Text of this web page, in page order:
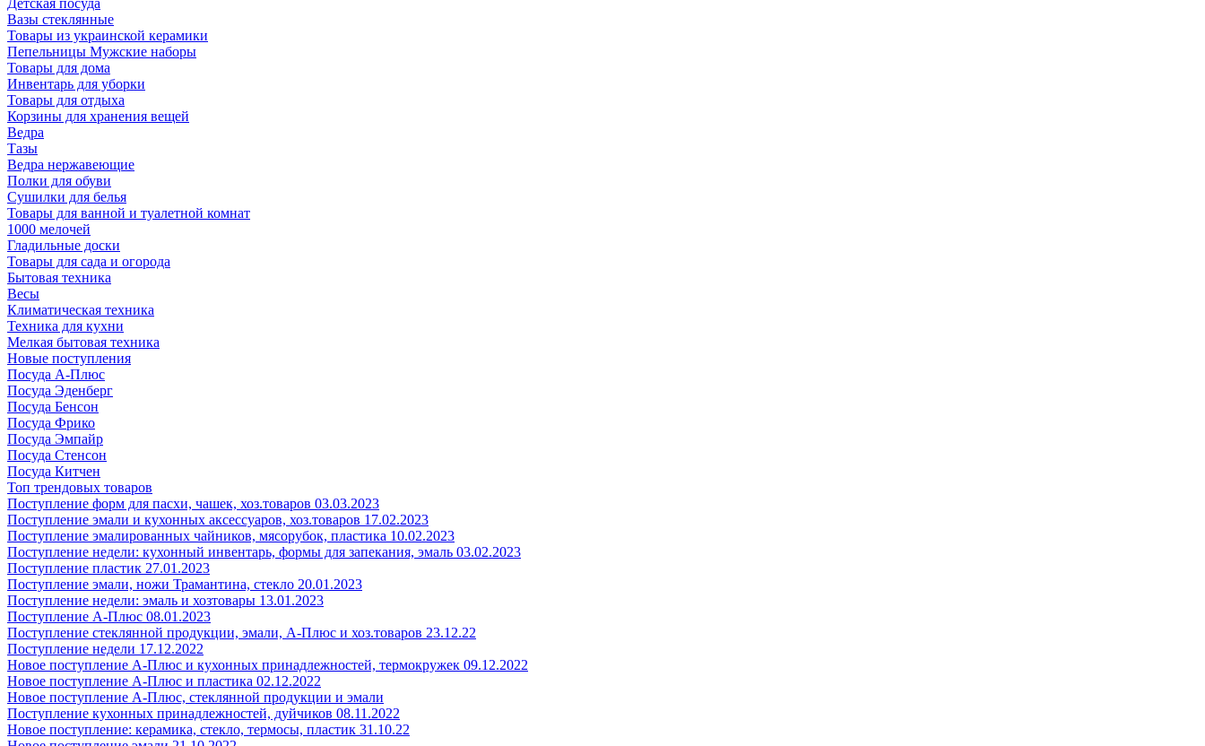
Детская посуда
Вазы стеклянные
Товары из украинской керамики
Пепельницы Мужские наборы
Товары для дома
Инвентарь для уборки
Товары для отдыха
Корзины для хранения вещей
Ведра
Тазы
Ведра нержавеющие
Полки для обуви
Сушилки для белья
Товары для ванной и туалетной комнат
1000 мелочей
Гладильные доски
Товары для сада и огорода
Бытовая техника
Весы
Климатическая техника
Техника для кухни
Мелкая бытовая техника
Новые поступления
Посуда А-Плюс
Посуда Эденберг
Посуда Бенсон
Посуда Фрико
Посуда Эмпайр
Посуда Стенсон
Посуда Китчен
Топ трендовых товаров
Поступление форм для пасхи, чашек, хоз.товаров 03.03.2023
Поступление эмали и кухонных аксессуаров, хоз.товаров 17.02.2023
Поступление эмалированных чайников, мясорубок, пластика 10.02.2023
Поступление недели: кухонный инвентарь, формы для запекания, эмаль 03.02.2023
Поступление пластик 27.01.2023
Поступление эмали, ножи Трамантина, стекло 20.01.2023
Поступление недели: эмаль и хозтовары 13.01.2023
Поступление А-Плюс 08.01.2023
Поступление стеклянной продукции, эмали, А-Плюс и хоз.товаров 23.12.22
Поступление недели 17.12.2022
Новое поступление А-Плюс и кухонных принадлежностей, термокружек 09.12.2022
Новое поступление А-Плюс и пластика 02.12.2022
Новое поступление А-Плюс, стеклянной продукции и эмали
Поступление кухонных принадлежностей, дуйчиков 08.11.2022
Новое поступление: керамика, стекло, термосы, пластик 31.10.22